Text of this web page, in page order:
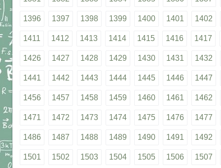
1396 1397 1398 1399 1400 1401 1402
1411 1412 1413 1414 1415 1416 1417
1426 1427 1428 1429 1430 1431 1432
1441 1442 1443 1444 1445 1446 1447
1456 1457 1458 1459 1460 1461 1462
1471 1472 1473 1474 1475 1476 1477
1486 1487 1488 1489 1490 1491 1492
1501 1502 1503 1504 1505 1506 1507